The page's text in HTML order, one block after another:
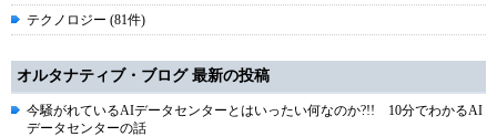
テクノロジー (81件)
オルタナティブ・ブログ 最新の投稿
今騒がれているAIデータセンターとはいったい何なのか?!! 10分でわかるAI
データセンターの話